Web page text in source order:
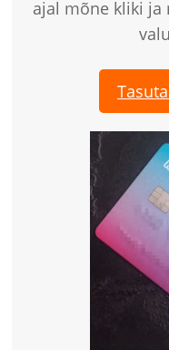
ajal mõne kliki ja